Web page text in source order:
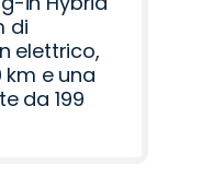
di
elettrico,
km e una
da 199